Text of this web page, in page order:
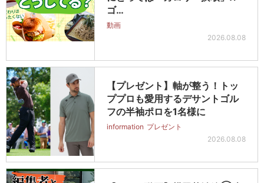
ゴ…
動画
2026.08.08
【プレゼント】軸が整う！トッ
ププロも愛用するデサントゴル
フの半袖ポロを1名様に
information プレゼント
2026.08.08